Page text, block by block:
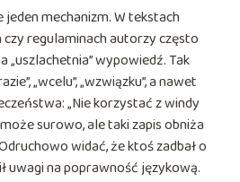
mechanizm. W tekstach
regulaminach autorzy często
„uszlachetnia” wypowiedź. Tak
„wcelu”, „wzwiązku”, a nawet
„Nie korzystać z windy
surowo, ale taki zapis obniża
widać, że ktoś zadbał o
uwagi na poprawność językową.